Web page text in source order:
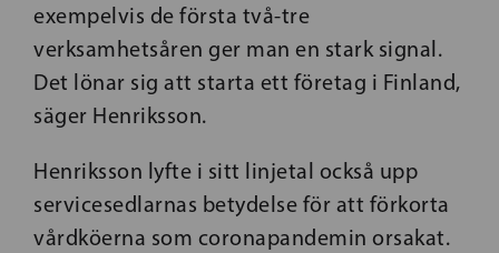
exempelvis de första två-tre
verksamhetsåren ger man en stark signal.
Det lönar sig att starta ett företag i Finland,
säger Henriksson.
Henriksson lyfte i sitt linjetal också upp
servicesedlarnas betydelse för att förkorta
vårdköerna som coronapandemin orsakat.